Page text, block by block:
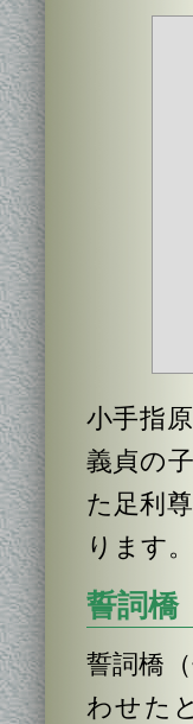
小手指
義貞の
た足利
ります。
誓詞橋
誓詞橋
わせた